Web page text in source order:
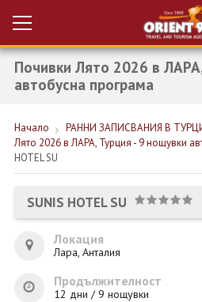
Вход за агенти
НОВА ГОДИНА ТУРЦИЯ
НОВА ГОДИНА
ПОЧИВКИ
КРУИЗИ
ЕКЗОТИКА
Почивки Лято 2026 в
автобусна програма
Начало РАННИ ЗАПИСВАНИЯ В
Лято 2026 в ЛАРА, Турция - 9 нощувки
HOTEL SU
SUNIS HOTEL SU
Локация
Лара, Анталия
Продължителност
12 дни / 9 нощувки